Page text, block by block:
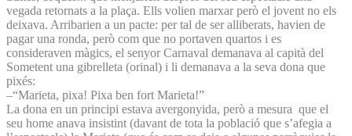
vegada retornats a la plaça. Ells volien marxar però el jovent no els
deixava. Arribarien a un pacte: per tal de ser alliberats, havien de
pagar una ronda, però com que no portaven quartos i es
consideraven màgics, el senyor Carnaval demanava al capità del
Sometent una gibrelleta (orinal) i li demanava a la seva dona que
pixés:
–“Marieta, pixa! Pixa ben fort Marieta!”
La dona en un principi estava avergonyida, però a mesura que el
seu home anava insistint (davant de tota la població que s’afegia a